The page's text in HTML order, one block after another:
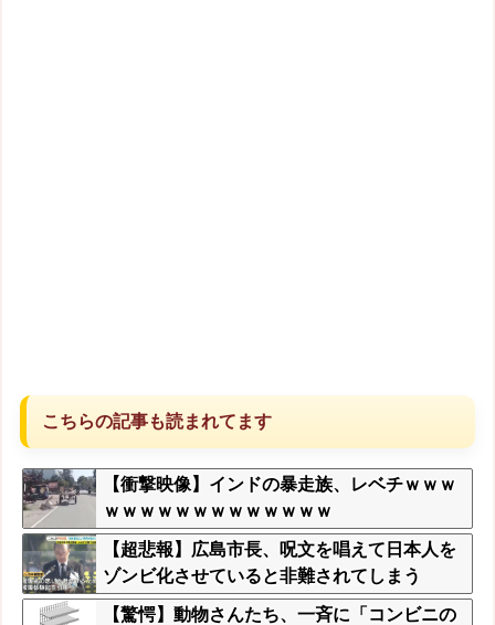
こちらの記事も読まれてます
【衝撃映像】インドの暴走族、レベチｗｗｗ
ｗｗｗｗｗｗｗｗｗｗｗｗｗ
【超悲報】広島市長、呪文を唱えて日本人を
ゾンビ化させていると非難されてしまう
【驚愕】動物さんたち、一斉に「コンビニの